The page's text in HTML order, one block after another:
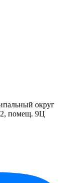
округ
2, помещ. 9Ц